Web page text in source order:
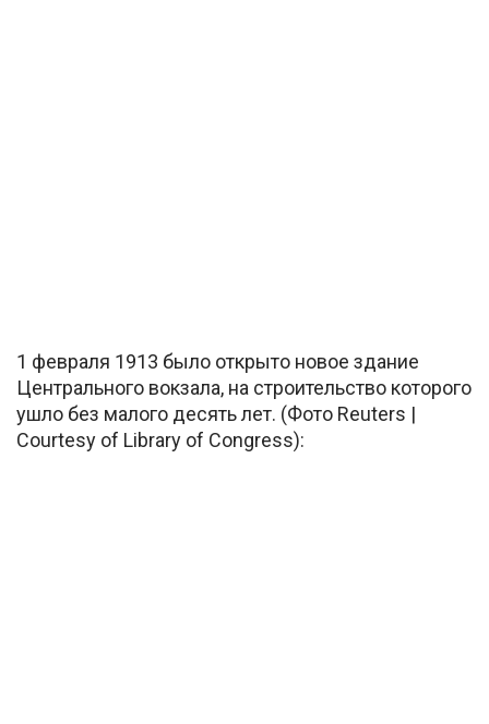
1 февраля 1913 было открыто новое здание
Центрального вокзала, на строительство которого
ушло без малого десять лет. (Фото Reuters |
Courtesy of Library of Congress):